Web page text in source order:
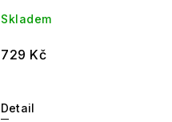
Skladem
729 Kč
Detail